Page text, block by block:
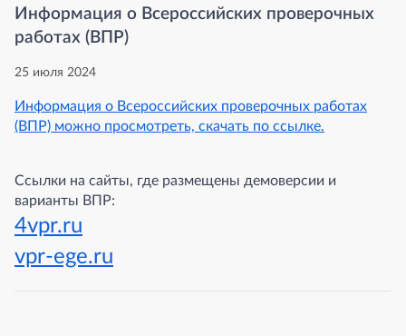
Информация о Всероссийских проверочных
работах (ВПР)
25 июля 2024
Информация о Всероссийских проверочных работах
(ВПР) можно просмотреть, скачать по ссылке.
Ссылки на сайты, где размещены демоверсии и
варианты ВПР:
4vpr.ru
vpr-ege.ru